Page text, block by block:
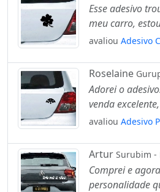
Esse adesivo
meu carro,
avaliou Adesivo
Roselaine
Adorei o
venda
avaliou Adesivo
Artur Surubim -
Comprei e
personalidade